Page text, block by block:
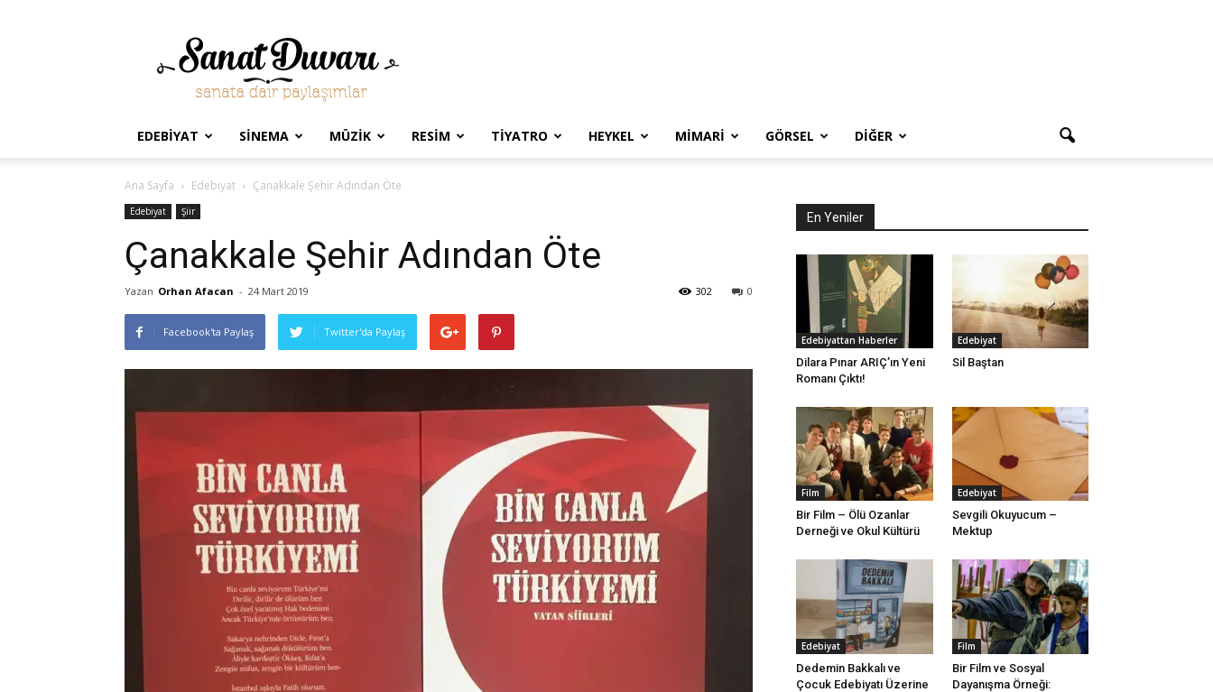
Sanat
Duvarı
EDEBIYAT SINEMA MÜZIK RESIM TIYATRO HEYKEL MIMARI GÖRSEL DIĞER
Ana Sayfa Edebiyat Çanakkale Şehir Adından Öte
Edebiyat Şiir
Çanakkale Şehir Adından Öte
Yazan Orhan Afacan - 24 Mart 2019 0
302
Facebook'ta Paylaş Twitter'da Paylaş
En Yeniler
Edebiyattan Haberler
Dilara Pınar ARIÇ’ın Yeni
Romanı Çıktı!
Edebiyat
Sil Baştan
Film
Bir Film – Ölü Ozanlar
Derneği ve Okul Kültürü
Edebiyat
Sevgili Okuyucum –
Mektup
Edebiyat
Dedemin Bakkalı ve
Çocuk Edebiyatı Üzerine
Film
Bir Film ve Sosyal
Dayanışma Örneği: